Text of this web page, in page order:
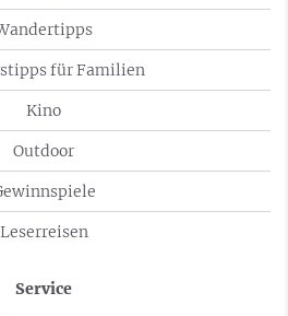
für Familien
Kino
Outdoor
Leserreisen
Service